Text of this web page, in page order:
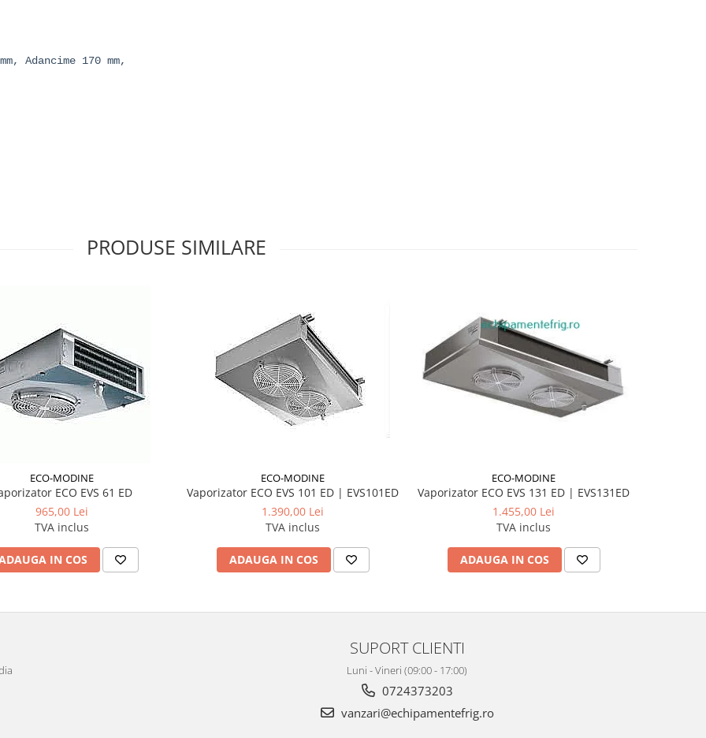
Adancime 170 mm,
PRODUSE SIMILARE
ECO-MODINE
ECO EVS 61 ED
965,00 Lei
TVA inclus
IN COS
ECO-MODINE
Vaporizator ECO EVS 101 ED | EVS101ED
1.390,00 Lei
TVA inclus
ADAUGA IN COS
ECO-MODINE
Vaporizator ECO EVS 131 ED | EVS131ED
1.455,00 Lei
TVA inclus
ADAUGA IN COS
SUPORT CLIENTI
Luni - Vineri (09:00 - 17:00)
0724373203
vanzari@echipamentefrig.ro